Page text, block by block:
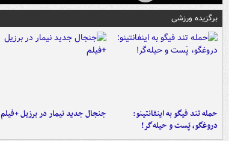
برگزیده ورزشی
حمله تند فیگو به اینفانتینو:
دروغگو، پَست‌ و حیله‌گر!
جنجال جدید نیمار در برزیل +فیلم